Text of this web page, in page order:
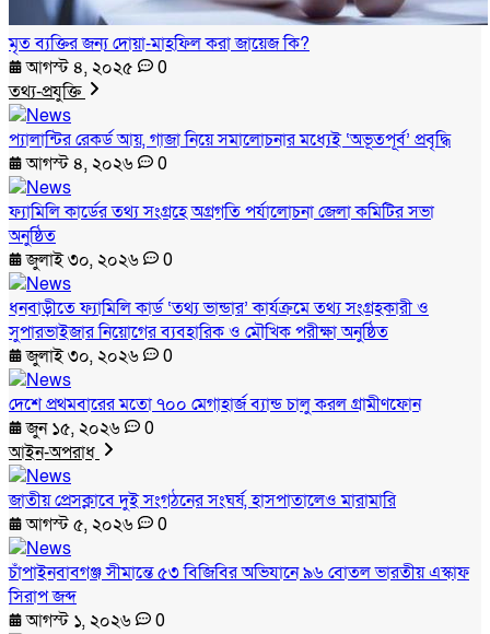
মৃত ব্যক্তির জন্য দোয়া-মাহফিল করা জায়েজ কি?
আগস্ট ৪, ২০২৫
0
তথ্য-প্রযুক্তি
প্যালান্টির রেকর্ড আয়, গাজা নিয়ে সমালোচনার মধ্যেই ‘অভূতপূর্ব’ প্রবৃদ্ধি
আগস্ট ৪, ২০২৬
0
ফ্যামিলি কার্ডের তথ্য সংগ্রহে অগ্রগতি পর্যালোচনা জেলা কমিটির সভা
অনুষ্ঠিত
জুলাই ৩০, ২০২৬
0
ধনবাড়ীতে ফ্যামিলি কার্ড ‘তথ্য ভান্ডার’ কার্যক্রমে তথ্য সংগ্রহকারী ও
সুপারভাইজার নিয়োগের ব্যবহারিক ও মৌখিক পরীক্ষা অনুষ্ঠিত
জুলাই ৩০, ২০২৬
0
দেশে প্রথমবারের মতো ৭০০ মেগাহার্জ ব্যান্ড চালু করল গ্রামীণফোন
জুন ১৫, ২০২৬
0
আইন-অপরাধ
জাতীয় প্রেসক্লাবে দুই সংগঠনের সংঘর্ষ, হাসপাতালেও মারামারি
আগস্ট ৫, ২০২৬
0
চাঁপাইনবাবগঞ্জ সীমান্তে ৫৩ বিজিবির অভিযানে ৯৬ বোতল ভারতীয় এস্কাফ
সিরাপ জব্দ
আগস্ট ১, ২০২৬
0